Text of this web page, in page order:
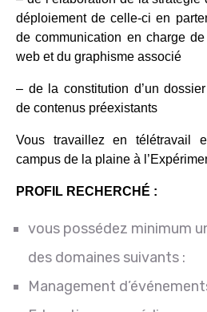
déploiement de celle-ci en
de communication en charge
web et du graphisme associé
– de la constitution d’un
de contenus préexistants
Vous travaillez en télétravail
campus de la plaine à
PROFIL RECHERCHÉ :
vous possédez minimum
des domaines suivants :
Management